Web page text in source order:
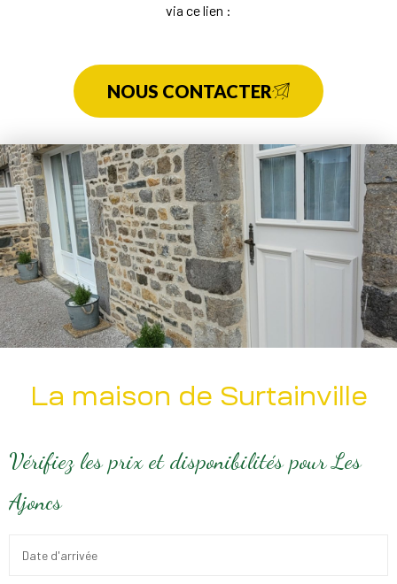
via ce lien :
NOUS CONTACTER
La maison de Surtainville
Vérifiez les prix et disponibilités pour Les
Ajoncs